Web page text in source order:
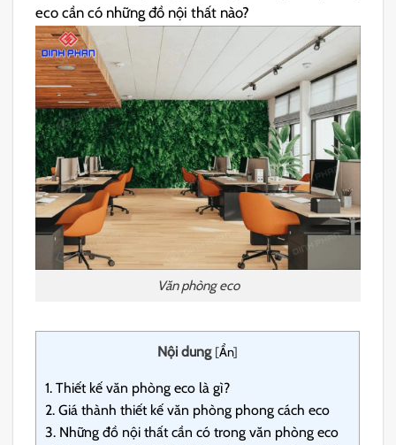
eco cần có những đồ nội thất nào?
Văn phòng eco
Nội dung [Ẩn]
1. Thiết kế văn phòng eco là gì?
2. Giá thành thiết kế văn phòng phong cách eco
3. Những đồ nội thất cần có trong văn phòng eco